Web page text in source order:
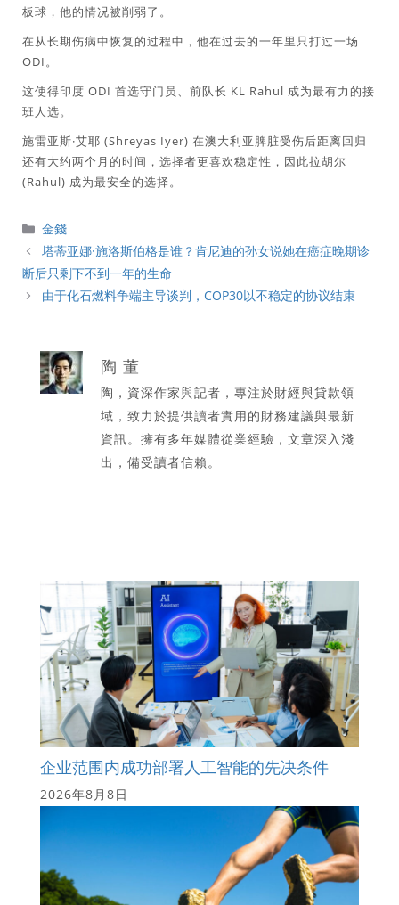
板球，他的情况被削弱了。
在从长期伤病中恢复的过程中，他在过去的一年里只打过一场
ODI。
这使得印度 ODI 首选守门员、前队长 KL Rahul 成为最有力的接
班人选。
施雷亚斯·艾耶 (Shreyas Iyer) 在澳大利亚脾脏受伤后距离回归
还有大约两个月的时间，选择者更喜欢稳定性，因此拉胡尔
(Rahul) 成为最安全的选择。
分
類
金錢
塔蒂亚娜·施洛斯伯格是谁？肯尼迪的孙女说她在癌症晚期诊
断后只剩下不到一年的生命
由于化石燃料争端主导谈判，COP30以不稳定的协议结束
陶 董
陶，資深作家與記者，專注於財經與貸款領
域，致力於提供讀者實用的財務建議與最新
資訊。擁有多年媒體從業經驗，文章深入淺
出，備受讀者信賴。
企业范围内成功部署人工智能的先决条件
2026年8月8日